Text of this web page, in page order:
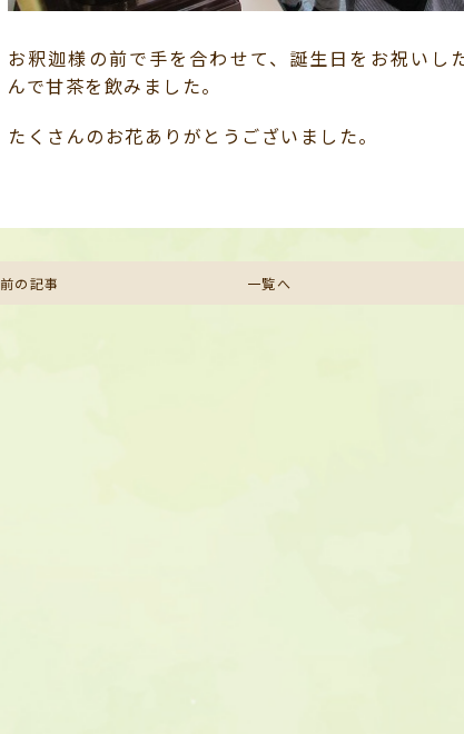
お釈迦様の前で手を合わせて、誕生日をお祝いし
んで甘茶を飲みました。
たくさんのお花ありがとうございました。
前の記事 一覧へ